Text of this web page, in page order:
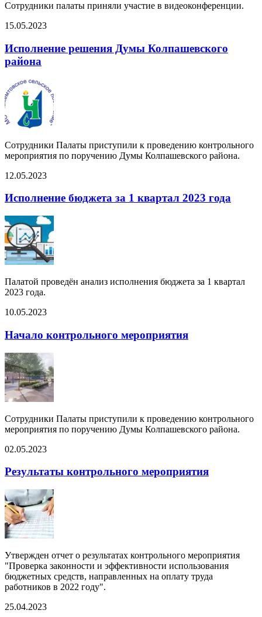
Сотрудники палаты приняли участие в видеоконференции.
15.05.2023
Исполнение решения Думы Колпашевского
района
Сотрудники Палаты приступили к проведению контрольного
мероприятия по поручению Думы Колпашевского района.
12.05.2023
Исполнение бюджета за 1 квартал 2023 года
Палатой проведён анализ исполнения бюджета за 1 квартал
2023 года.
10.05.2023
Начало контрольного мероприятия
Сотрудники Палаты приступили к проведению контрольного
мероприятия по поручению Думы Колпашевского района.
02.05.2023
Результаты контрольного мероприятия
Утвержден отчет о результатах контрольного мероприятия
"Проверка законности и эффективности использования
бюджетных средств, направленных на оплату труда
работников в 2022 году".
25.04.2023